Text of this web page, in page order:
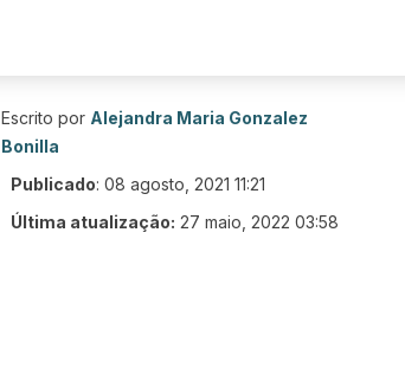
Escrito por Alejandra Maria Gonzalez
Bonilla
Publicado: 08 agosto, 2021 11:21
Última atualização: 27 maio, 2022 03:58